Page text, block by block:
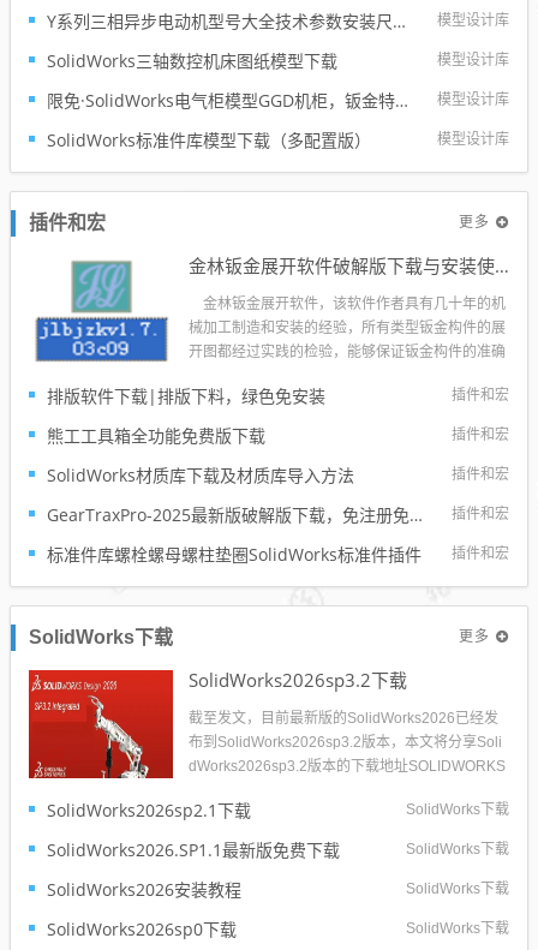
模型设计库
Y系列三相异步电动机型号大全技术参数安装尺寸及3d模型solidworks模型下载
模型设计库
SolidWorks三轴数控机床图纸模型下载
模型设计库
限免·SolidWorks电气柜模型GGD机柜，钣金特征参数完整
模型设计库
SolidWorks标准件库模型下载（多配置版）
插件和宏 更多
金林钣金展开软件破解版下载与安装使用教程
金林钣金展开软件，该软件作者具有几十年的机
械加工制造和安装的经验，所有类型钣金构件的展
开图都经过实践的检验，能够保证钣金构件的准确
件和290多幅展开图，有圆管、圆锥管类型的弯
头、三通以及各种相交构件，还有矩形、方圆接
头、球罐、...
插件和宏
排版软件下载|排版下料，绿色免安装
插件和宏
熊工工具箱全功能免费版下载
插件和宏
SolidWorks材质库下载及材质库导入方法
插件和宏
GearTraxPro-2025最新版破解版下载，免注册免破解直接用SolidWorks齿轮/链轮/带轮插件
插件和宏
标准件库螺栓螺母螺柱垫圈SolidWorks标准件插件
SolidWorks下载 更多
SolidWorks2026sp3.2下载
截至发文，目前最新版的SolidWorks2026已经发
布到SolidWorks2026sp3.2版本，本文将分享Soli
dWorks2026sp3.2版本的下载地址SOLIDWORKS
核心革新在于AI智能化升级。全新智能设计助手Le
SolidWorks下载
SolidWorks2026sp2.1下载
SolidWorks下载
SolidWorks2026.SP1.1最新版免费下载
SolidWorks下载
SolidWorks2026安装教程
SolidWorks下载
SolidWorks2026sp0下载